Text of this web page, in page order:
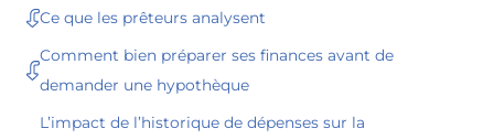
Ce que les prêteurs analysent
Comment bien préparer ses finances avant de
demander une hypothèque
L’impact de l’historique de dépenses sur la